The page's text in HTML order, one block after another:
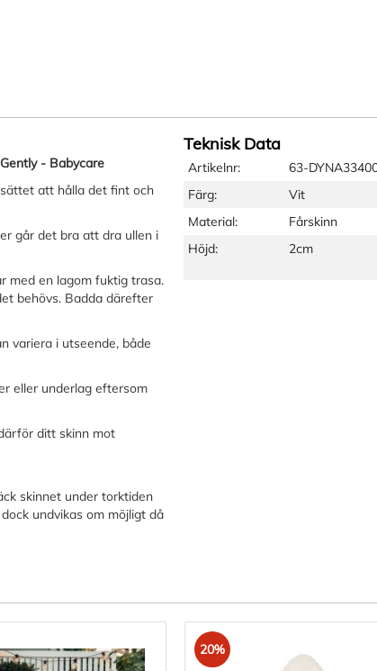
- Babycare
att hålla det fint och
går det bra att dra ullen i
med en lagom fuktig trasa.
behövs. Badda därefter
variera i utseende, både
eller underlag eftersom
ditt skinn mot
skinnet under torktiden
undvikas om möjligt då
Teknisk Data
Artikelnr:
63-
Färg:
Vit
Material:
Fårskinn
Höjd:
2cm
20%